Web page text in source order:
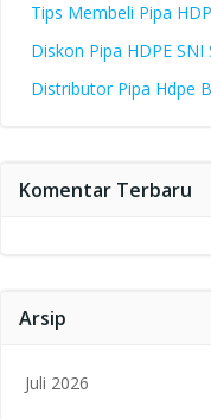
Tips Membeli Pipa
Diskon Pipa HDPE
Distributor Pipa Hdpe
Komentar Terbaru
Arsip
Juli 2026